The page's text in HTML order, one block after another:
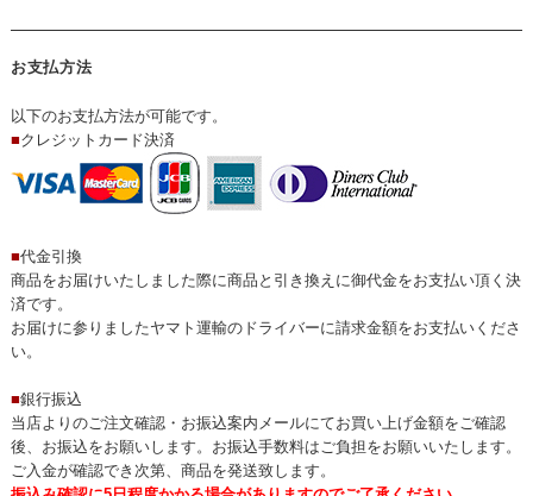
お支払方法
以下のお支払方法が可能です。
■クレジットカード決済
■代金引換
商品をお届けいたしました際に商品と引き換えに御代金をお支払い頂く決
済です。
お届けに参りましたヤマト運輸のドライバーに請求金額をお支払いくださ
い。
■銀行振込
当店よりのご注文確認・お振込案内メールにてお買い上げ金額をご確認
後、お振込をお願いします。お振込手数料はご負担をお願いいたします。
ご入金が確認でき次第、商品を発送致します。